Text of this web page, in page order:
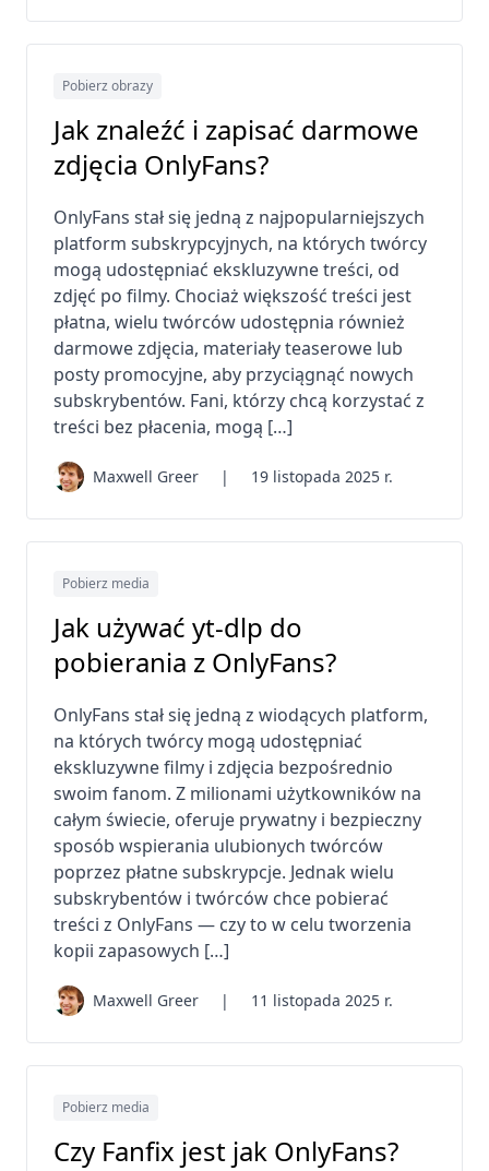
Pobierz obrazy
Jak znaleźć i zapisać darmowe
zdjęcia OnlyFans?
OnlyFans stał się jedną z najpopularniejszych
platform subskrypcyjnych, na których twórcy
mogą udostępniać ekskluzywne treści, od
zdjęć po filmy. Chociaż większość treści jest
płatna, wielu twórców udostępnia również
darmowe zdjęcia, materiały teaserowe lub
posty promocyjne, aby przyciągnąć nowych
subskrybentów. Fani, którzy chcą korzystać z
treści bez płacenia, mogą […]
Maxwell Greer | 19 listopada 2025 r.
Pobierz media
Jak używać yt-dlp do
pobierania z OnlyFans?
OnlyFans stał się jedną z wiodących platform,
na których twórcy mogą udostępniać
ekskluzywne filmy i zdjęcia bezpośrednio
swoim fanom. Z milionami użytkowników na
całym świecie, oferuje prywatny i bezpieczny
sposób wspierania ulubionych twórców
poprzez płatne subskrypcje. Jednak wielu
subskrybentów i twórców chce pobierać
treści z OnlyFans — czy to w celu tworzenia
kopii zapasowych […]
Maxwell Greer | 11 listopada 2025 r.
Pobierz media
Czy Fanfix jest jak OnlyFans?